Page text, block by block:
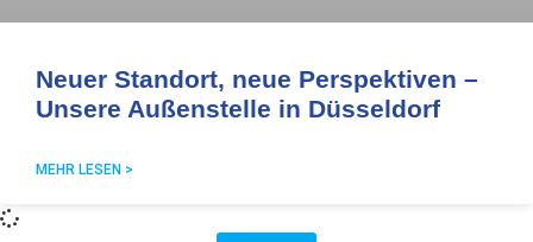
Neuer Standort, neue Perspektiven –
Unsere Außenstelle in Düsseldorf
MEHR LESEN >